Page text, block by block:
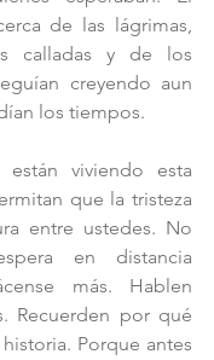
de las lágrimas,
calladas y de los
creyendo aun
los tiempos.
viviendo esta
que la tristeza
entre ustedes. No
en distancia
más. Hablen
Recuerden por qué
Porque antes